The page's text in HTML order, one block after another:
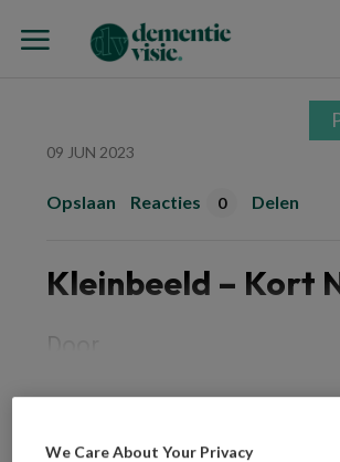
09 JUN 2023
Opslaan Reacties 0 Delen
Kleinbeeld – Kort
Door
PREMIUM
We Care About Your Privacy